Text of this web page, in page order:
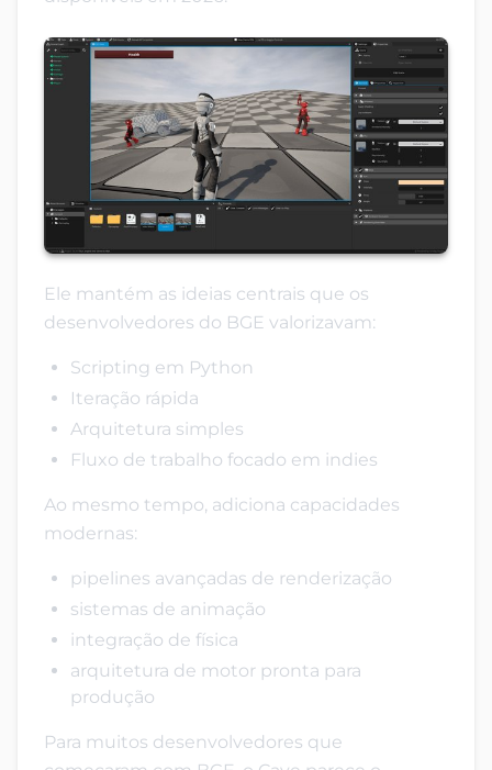
Ele mantém as ideias centrais que os
desenvolvedores do BGE valorizavam:
Scripting em Python
Iteração rápida
Arquitetura simples
Fluxo de trabalho focado em indies
Ao mesmo tempo, adiciona capacidades
modernas:
pipelines avançadas de renderização
sistemas de animação
integração de física
arquitetura de motor pronta para
produção
Para muitos desenvolvedores que